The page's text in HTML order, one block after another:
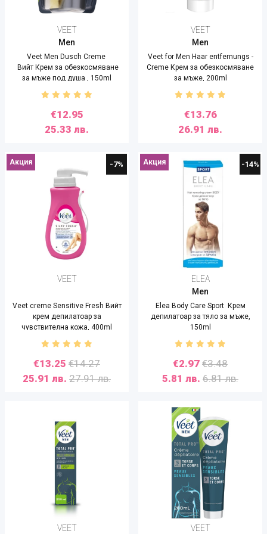
VEET
Men
Veet Men Dusch Creme
Вийт Крем за обезкосмяване
за мъже под душа , 150ml
€12.95
25.33 лв.
VEET
Men
Veet for Men Haar entfernungs -
Creme Крем за обезкосмяване
за мъже, 200ml
€13.76
26.91 лв.
-7%
Акция
VEET
Veet creme Sensitive Fresh Вийт
крем депилатоар за
чувствителна кожа, 400ml
€13.25 €14.27
25.91 лв. 27.91 лв.
-14%
Акция
ELEA
Men
Elea Body Care Sport Крем
депилатоар за тяло за мъже,
150ml
€2.97 €3.48
5.81 лв. 6.81 лв.
VEET VEET